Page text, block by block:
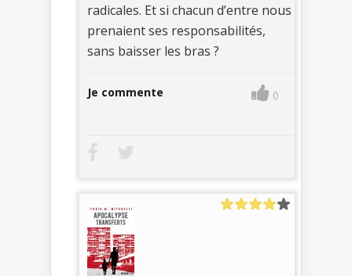
radicales. Et si chacun d’entre nous
prenaient ses responsabilités,
sans baisser les bras ?
Je commente 0